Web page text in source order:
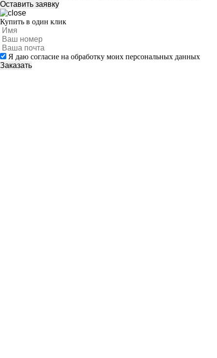
Купить в один клик
Я даю согласие на обработку моих персональных данных